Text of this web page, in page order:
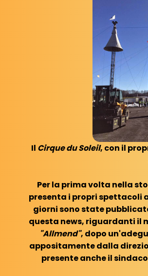
Il Cirque du Soleil, con il
Per la prima volta nella
presenta i propri spettacoli
giorni sono state
questa news, riguardanti il
"Allmend", dopo
appositamente dalla
presente anche il